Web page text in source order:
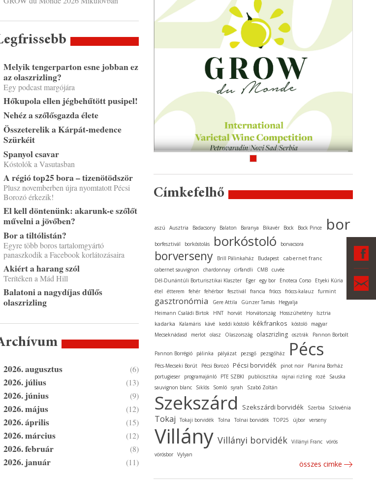
Melyik tengerparton esne jobban ez
az olaszrizling?
Egy podcast margójára
Hőkupola ellen jégbehűtött pusipel!
Nehéz a szőlősgazda élete
Összeterelik a Kárpát-medence
Szürkéit
Spanyol csavar
Kóstolók a Vasutasban
A régió top25 bora – tizenötödször
Plusz novemberben újra nyomtatott Pécsi
Borozó érkezik!
El kell döntenünk: akarunk-e szőlőt
művelni a jövőben?
Bor a tiltólistán?
Egyre több boros tartalomgyártó
panaszkodik a Facebook korlátozásaira
Akiért a harang szól
Terítéken a Mád Hill
Balatoni a nagydíjas dűlős
olaszrizling
2026. augusztus (6)
2026. július (13)
2026. június (9)
2026. május (12)
2026. április (15)
2026. március (12)
2026. február (8)
2026. január (11)
Címkefelhő
aszú Ausztria Badacsony Balaton Baranya Bikavér Bock Bock Pince bor
borfesztivál borkóstolás borkóstoló borvacsora
borverseny Brill Pálinkaház Budapest cabernet franc
cabernet sauvignon chardonnay cirfandli CMB cuvée
Dél-Dunántúli Borturisztikai Klaszter
Eger egy bor Enoteca Corso
Etyeki Kúria
étel
étterem fehér fehérbor fesztivál francia fröccs fröccs-kalauz furmint
gasztronómia Gere Attila Günzer Tamás
Hegyalja
Heimann Családi Birtok
HNT horvát Horvátország Hosszúhetény Isztria
kadarka Kalamáris kávé keddi kóstoló kékfrankos kóstoló
magyar
Mecseknádasd
merlot olasz Olaszország olaszrizling osztrák Pannon Borbolt
Pannon Borrégió pálinka pályázat pezsgő pezsgőház Pécs
Pécs-Mecseki Borút Pécsi Borozó Pécsi borvidék pinot noir
Planina Borház
portugieser
programajánló PTE SZBKI publicisztika rajnai rizling rozé
Sauska
sauvignon blanc
Siklós Somló syrah Szabó Zoltán
Szekszárd Szekszárdi borvidék Szerbia Szlovénia
Tokaj Tokaji borvidék Tolna Tolnai borvidék TOP25 újbor verseny
Villány Villányi borvidék Villányi Franc vörös
vörösbor Vylyan
összes cimke